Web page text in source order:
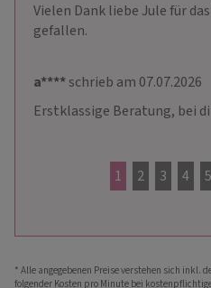
Vielen Dank liebe Jule für
gefallen.
a****schrieb am 07.07.2026
Erstklassige Beratung, bei
1 2 3 4 5
* Alle angegebenen Preise verstehen sich inkl.
folgender Kosten pro Minute bei